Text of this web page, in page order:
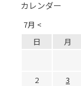
カレンダー
7月 <
日 月
2
3